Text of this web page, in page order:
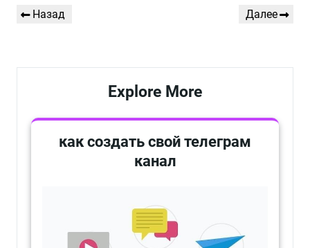
по
Предыдущая
Назад
Следующая
Далее
Explore More
как создать свой телеграм
канал